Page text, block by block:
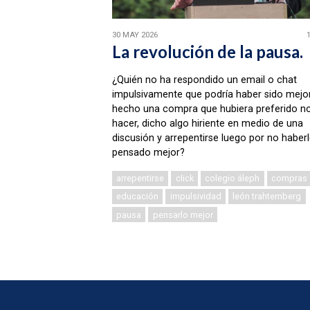
30 MAY 2026
La revolución de la pausa.
¿Quién no ha respondido un email o chat
impulsivamente que podría haber sido
hecho una compra que hubiera preferido
hacer, dicho algo hiriente en medio de una
discusión y arrepentirse luego por no
pensado mejor?
arrepentirse click colegio áleph
compras
educación
impulsividad
león trahtemberg
pausa
pensarlo mejor